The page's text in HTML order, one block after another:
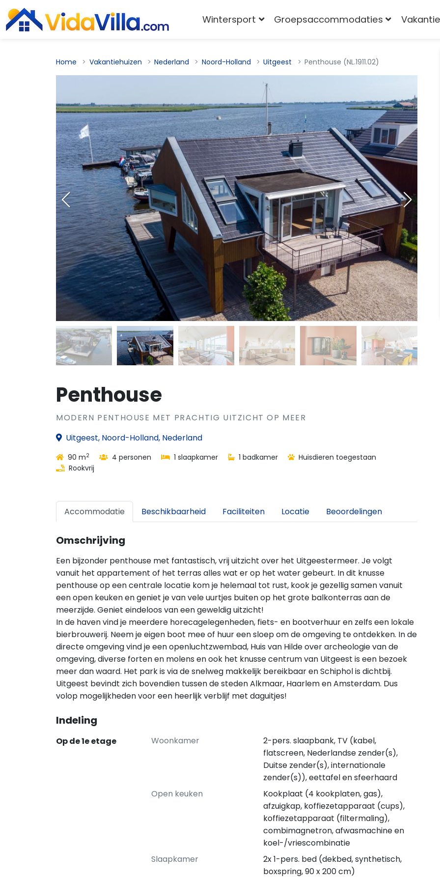
Home Vakantiehuizen Nederland Noord-Holland Uitgeest Penthouse (NL.1911.02)
Penthouse
MODERN PENTHOUSE MET PRACHTIG UITZICHT OP MEER
Uitgeest, Noord-Holland, Nederland
90 m2 4 personen 1 slaapkamer 1 badkamer
Huisdieren toegestaan
Rookvrij
Accommodatie Beschikbaarheid Faciliteiten Locatie Beoordelingen
Omschrijving
Een bijzonder penthouse met fantastisch, vrij uitzicht over het Uitgeestermeer. Je volgt
vanuit het appartement of het terras alles wat er op het water gebeurt. In dit knusse
penthouse op een centrale locatie kom je helemaal tot rust, kook je gezellig samen vanuit
een open keuken en geniet je van vele uurtjes buiten op het grote balkonterras aan de
meerzijde. Geniet eindeloos van een geweldig uitzicht!
In de haven vind je meerdere horecagelegenheden, fiets- en bootverhuur en zelfs een lokale
bierbrouwerij. Neem je eigen boot mee of huur een sloep om de omgeving te ontdekken. In de
directe omgeving vind je een openluchtzwembad, Huis van Hilde over archeologie van de
omgeving, diverse forten en molens en ook het knusse centrum van Uitgeest is een bezoek
meer dan waard. Het park is via de snelweg makkelijk bereikbaar en Schiphol is dichtbij.
Uitgeest bevindt zich bovendien tussen de steden Alkmaar, Haarlem en Amsterdam. Dus
volop mogelijkheden voor een heerlijk verblijf met daguitjes!
Indeling
Op de 1e etage Woonkamer
2-pers. slaapbank, TV (kabel,
flatscreen, Nederlandse zender(s),
Duitse zender(s), internationale
zender(s)), eettafel en sfeerhaard
Open keuken
Kookplaat (4 kookplaten, gas),
afzuigkap, koffiezetapparaat (cups),
koffiezetapparaat (filtermaling),
combimagnetron, afwasmachine en
koel-/vriescombinatie
Slaapkamer
2x 1-pers. bed (dekbed, synthetisch,
boxspring, 90 x 200 cm)
Wintersport Groepsaccommodaties